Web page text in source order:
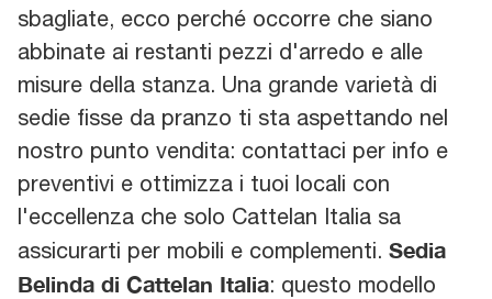
sbagliate, ecco perché occorre che siano
abbinate ai restanti pezzi d'arredo e alle
misure della stanza. Una grande varietà di
sedie fisse da pranzo ti sta aspettando nel
nostro punto vendita: contattaci per info e
preventivi e ottimizza i tuoi locali con
l'eccellenza che solo Cattelan Italia sa
assicurarti per mobili e complementi. Sedia
Belinda di Cattelan Italia: questo modello